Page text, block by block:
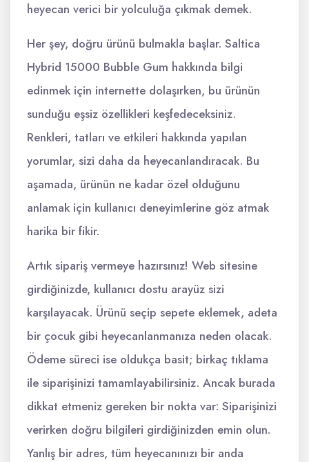
heyecan verici bir yolculuğa çıkmak demek.
Her şey, doğru ürünü bulmakla başlar. Saltica
Hybrid 15000 Bubble Gum hakkında bilgi
edinmek için internette dolaşırken, bu ürünün
sunduğu eşsiz özellikleri keşfedeceksiniz.
Renkleri, tatları ve etkileri hakkında yapılan
yorumlar, sizi daha da heyecanlandıracak. Bu
aşamada, ürünün ne kadar özel olduğunu
anlamak için kullanıcı deneyimlerine göz atmak
harika bir fikir.
Artık sipariş vermeye hazırsınız! Web sitesine
girdiğinizde, kullanıcı dostu arayüz sizi
karşılayacak. Ürünü seçip sepete eklemek, adeta
bir çocuk gibi heyecanlanmanıza neden olacak.
Ödeme süreci ise oldukça basit; birkaç tıklama
ile siparişinizi tamamlayabilirsiniz. Ancak burada
dikkat etmeniz gereken bir nokta var: Siparişinizi
verirken doğru bilgileri girdiğinizden emin olun.
Yanlış bir adres, tüm heyecanınızı bir anda